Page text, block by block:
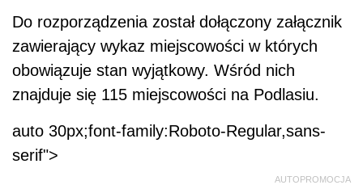
Do rozporządzenia został dołączony załącznik
zawierający wykaz miejscowości w których
obowiązuje stan wyjątkowy. Wśród nich
znajduje się 115 miejscowości na Podlasiu.
auto 30px;font-family:Roboto-Regular,sans-
serif">
AUTOPROMOCJA